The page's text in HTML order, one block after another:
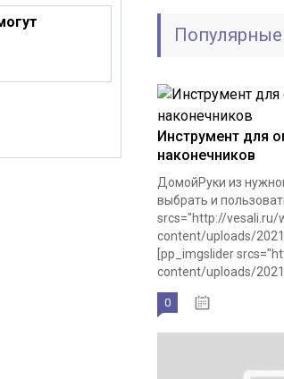
Популярные
Инструмент для
наконечников
ДомойРуки из
выбрать и
srcs="http://vesali.ru/
content/uploads/
[pp_imgslider
content/uploads/
0